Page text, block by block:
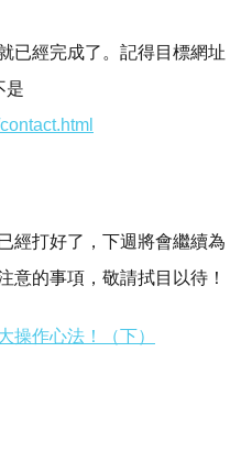
已經完成了。記得目標網址
是
經打好了，下週將會繼續為
意的事項，敬請拭目以待！
操作心法！（下）